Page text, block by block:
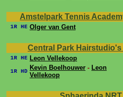
Amstelpark Tennis
1R HE Olger van Gent
Central Park Hairstudio's
1R HE Leon Vellekoop
1R HD Kevin Boelhouwer - Leon
Vellekoop